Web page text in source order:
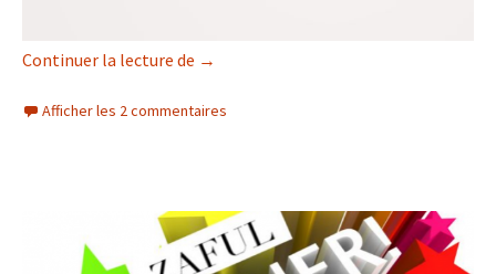
Continuer la lecture de Zaful : Cinquième Commande!
→
Afficher les 2 commentaires